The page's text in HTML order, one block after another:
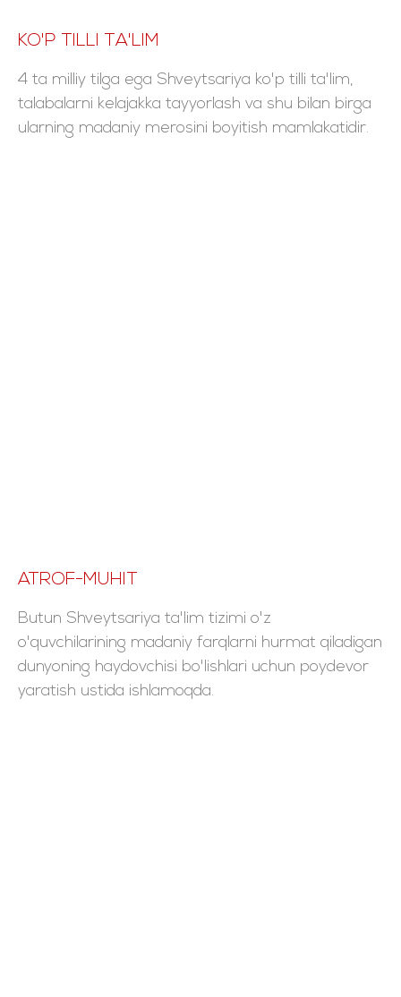
KO'P TILLI TA'LIM
4 ta milliy tilga ega Shveytsariya ko'p tilli ta'lim,
talabalarni kelajakka tayyorlash va shu bilan birga
ularning madaniy merosini boyitish mamlakatidir.
ATROF-MUHIT
Butun Shveytsariya ta'lim tizimi o'z
o'quvchilarining madaniy farqlarni hurmat qiladigan
dunyoning haydovchisi bo'lishlari uchun poydevor
yaratish ustida ishlamoqda.